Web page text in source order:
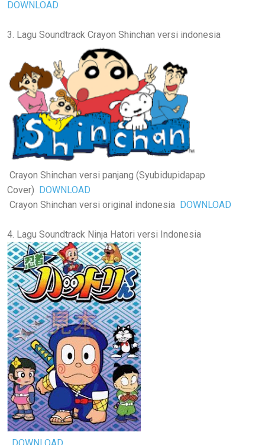
DOWNLOAD
3. Lagu Soundtrack Crayon Shinchan versi indonesia
Crayon Shinchan versi panjang (Syubidupidapap
Cover) DOWNLOAD
Crayon Shinchan versi original indonesia DOWNLOAD
4. Lagu Soundtrack Ninja Hatori versi Indonesia